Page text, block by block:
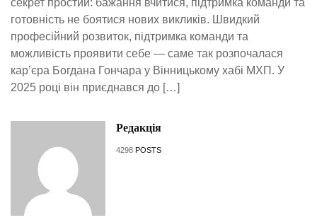
секрет простий: бажання вчитися, підтримка команди та
готовність не боятися нових викликів. Швидкий
професійний розвиток, підтримка команди та
можливість проявити себе — саме так розпочалася
кар’єра Богдана Гончара у Вінницькому хабі МХП. У
2025 році він приєднався до […]
Редакція
4298 POSTS